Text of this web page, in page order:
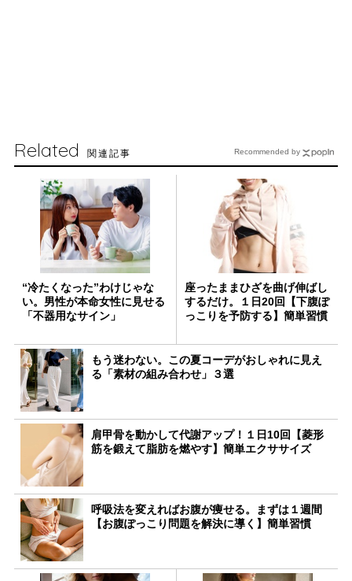
Related 関連記事
“冷たくなった”わけじゃな
い。男性が本命女性に見せる
「不器用なサイン」
座ったままひざを曲げ伸ばし
するだけ。１日20回【下腹ぽ
っこりを予防する】簡単習慣
もう迷わない。この夏コーデがおしゃれに見え
る「素材の組み合わせ」３選
肩甲骨を動かして代謝アップ！１日10回【菱形
筋を鍛えて脂肪を燃やす】簡単エクササイズ
呼吸法を変えればお腹が痩せる。まずは１週間
【お腹ぽっこり問題を解決に導く】簡単習慣
Recommended by